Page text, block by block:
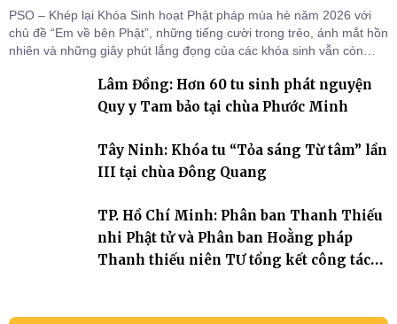
PSO – Khép lại Khóa Sinh hoạt Phật pháp mùa hè năm 2026 với
chủ đề “Em về bên Phật”, những tiếng cười trong trẻo, ánh mắt hồn
nhiên và những giây phút lắng đọng của các khóa sinh vẫn còn
Tháp). Những tuần tu học ngắn ngủi nhưng đã trở thành hành
trang quý báu, gieo những hạt giống thiện l
Lâm Đồng: Hơn 60 tu sinh phát nguyện
Quy y Tam bảo tại chùa Phước Minh
Tây Ninh: Khóa tu “Tỏa sáng Từ tâm” lần
III tại chùa Đông Quang
TP. Hồ Chí Minh: Phân ban Thanh Thiếu
nhi Phật tử và Phân ban Hoằng pháp
Thanh thiếu niên TƯ tổng kết công tác